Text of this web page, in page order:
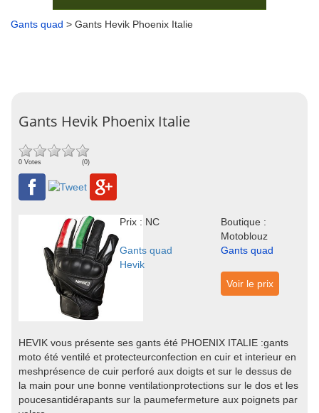
Gants quad > Gants Hevik Phoenix Italie
Gants Hevik Phoenix Italie
0 Votes (0)
Prix : NC
Boutique :
Motoblouz
Gants quad
Hevik
Gants quad
Voir le prix
HEVIK vous présente ses gants été PHOENIX ITALIE :gants
moto été ventilé et protecteurconfection en cuir et interieur en
meshprésence de cuir perforé aux doigts et sur le dessus de
la main pour une bonne ventilationprotections sur le dos et les
poucesantidérapants sur la paumefermeture aux poignets par